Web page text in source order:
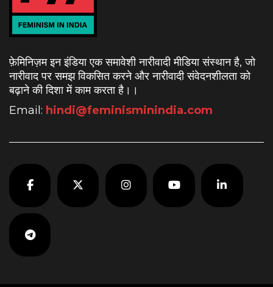
फ़ेमिनिज़म इन इंडिया एक समावेशी नारीवादी मीडिया संस्थान है, जो
नारीवाद पर समझ विकसित करने और नारीवादी संवेदनशीलता को
बढ़ाने की दिशा में काम करता है। ।
Email: hindi@feminisminindia.com